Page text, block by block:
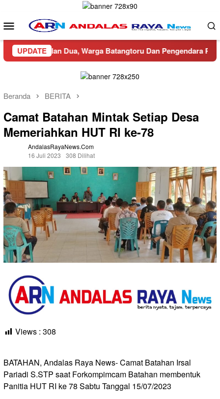
konten
Menu
Mobile
UPDATE
Jalan Dua, Warga Batangtoru Dan Pengendara Resah
Beranda BERITA
Camat Batahan Mintak Setiap Desa
Memeriahkan HUT RI ke-78
AndalasRayaNews.com
16 Juli 2023
308 Dilihat
Views : 308
BATAHAN, Andalas Raya News- Camat Batahan Irsal
Pariadi S.STP saat Forkompimcam Batahan membentuk
Panitia HUT RI ke 78 Sabtu Tanggal 15/07/2023